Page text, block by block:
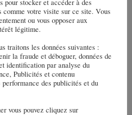
la modernisation de l’axe routier
pour atteindre le mur des JO
pour stocker et accéder à des
comme votre visite sur ce site. Vous
ou vous opposer aux
légitime.
traitons les données suivantes :
la fraude et déboguer, données de
identification par analyse du
Publicités et contenu
des publicités et du
vous pouvez cliquez sur